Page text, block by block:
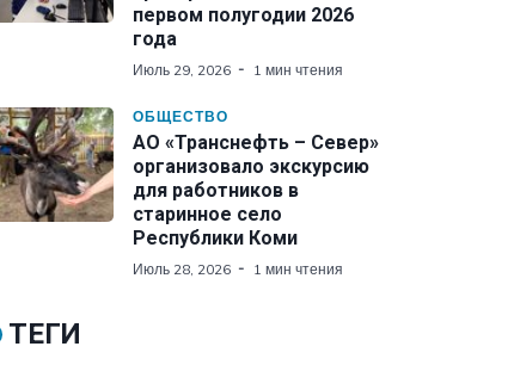
первом полугодии 2026
года
Июль 29, 2026 1 мин чтения
ОБЩЕСТВО
АО «Транснефть – Север»
организовало экскурсию
для работников в
старинное село
Республики Коми
Июль 28, 2026 1 мин чтения
ТЕГИ